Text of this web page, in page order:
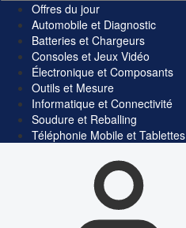
Offres du jour
Automobile et Diagnostic
Batteries et Chargeurs
Consoles et Jeux Vidéo
Électronique et Composants
Outils et Mesure
Informatique et Connectivité
Soudure et Reballing
Téléphonie Mobile et Tablettes